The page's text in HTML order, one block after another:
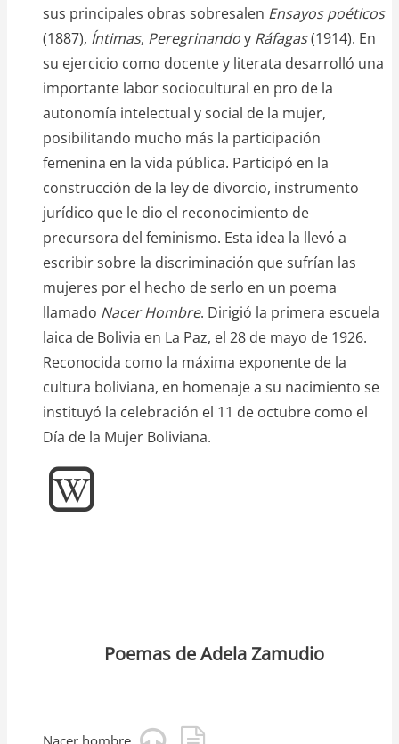
sus principales obras sobresalen Ensayos poéticos
(1887), Íntimas, Peregrinandoy Ráfagas(1914). En
su ejercicio como docente y literata desarrolló una
importante labor sociocultural en pro de la
autonomía intelectual y social de la mujer,
posibilitando mucho más la participación
femenina en la vida pública. Participó en la
construcción de la ley de divorcio, instrumento
jurídico que le dio el reconocimiento de
precursora del feminismo. Esta idea la llevó a
escribir sobre la discriminación que sufrían las
mujeres por el hecho de serlo en un poema
llamado Nacer Hombre. Dirigió la primera escuela
laica de Bolivia en La Paz, el 28 de mayo de 1926.
Reconocida como la máxima exponente de la
cultura boliviana, en homenaje a su nacimiento se
instituyó la celebración el 11 de octubre como el
Día de la Mujer Boliviana.
Poemas de Adela Zamudio